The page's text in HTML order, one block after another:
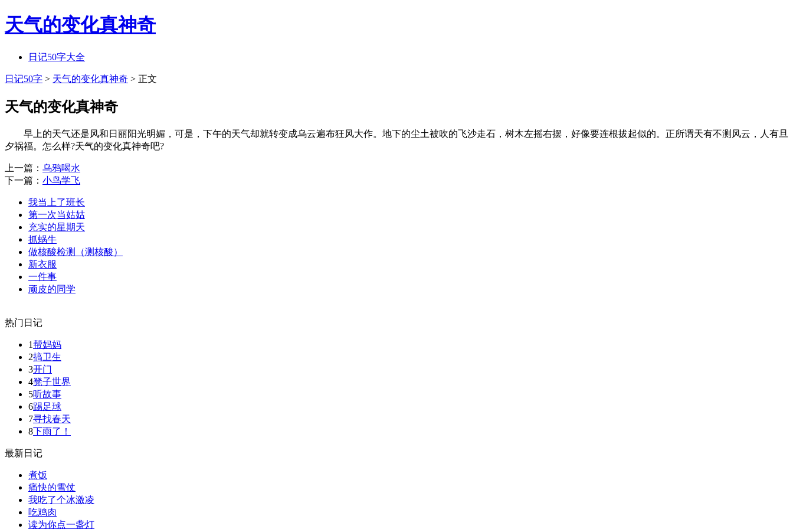
天气的变化真神奇
日记50字大全
日记50字 > 天气的变化真神奇 > 正文
天气的变化真神奇
早上的天气还是风和日丽阳光明媚，可是，下午的天气却就转变成乌云遍布狂风大作。地下的尘土被吹的飞沙走石，树木左摇右摆，好像要连根拔起似的。正所谓天有不测风云，人有旦
夕祸福。怎么样?天气的变化真神奇吧?
上一篇： 乌鸦喝水
下一篇： 小鸟学飞
我当上了班长
第一次当姑姑
充实的星期天
抓蜗牛
做核酸检测（测核酸）
新衣服
一件事
顽皮的同学
热门日记
1帮妈妈
2搞卫生
3开门
4凳子世界
5听故事
6踢足球
7寻找春天
8下雨了！
最新日记
煮饭
痛快的雪仗
我吃了个冰激凌
吃鸡肉
读为你点一盏灯